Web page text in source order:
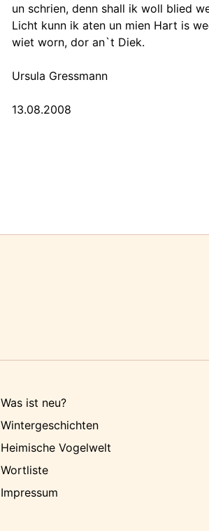
un schrien, denn shall ik woll blied
Licht kunn ik aten un mien Hart is
wiet worn, dor an`t Diek.
Ursula Gressmann
13.08.2008
Was ist neu?
Wintergeschichten
Heimische Vogelwelt
Wortliste
Impressum